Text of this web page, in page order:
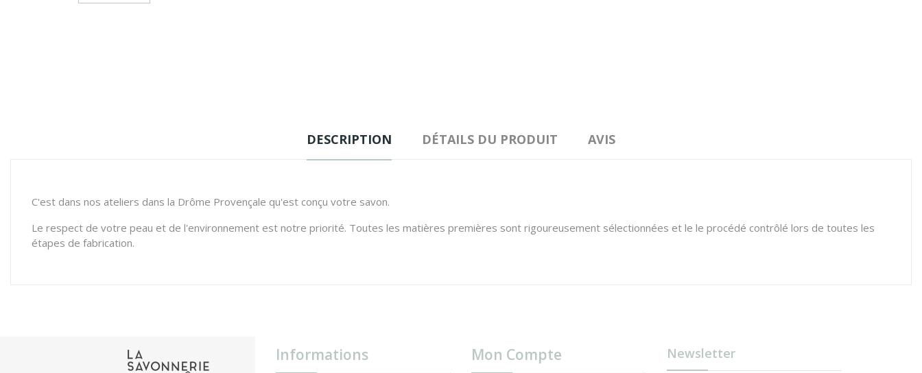
DESCRIPTION DÉTAILS DU PRODUIT AVIS
C'est dans nos ateliers dans la Drôme Provençale qu'est conçu votre savon.
Le respect de votre peau et de l'environnement est notre priorité. Toutes les matières premières sont rigoureusement sélectionnées et le le procédé contrôlé lors de toutes les
étapes de fabrication.
Informations Mon Compte Newsletter